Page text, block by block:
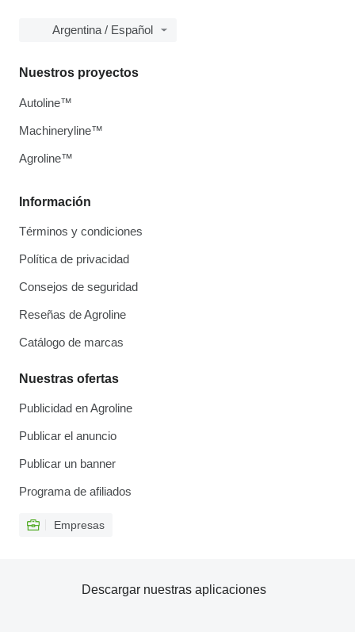
Argentina / Español
Información
Términos y condiciones
Política de privacidad
Consejos de seguridad
Reseñas de Agroline
Catálogo de marcas
Nuestras ofertas
Publicidad en Agroline
Publicar el anuncio
Publicar un banner
Programa de afiliados
Empresas
Nuestros proyectos
Autoline™
Machineryline™
Agroline™
Descargar nuestras aplicaciones